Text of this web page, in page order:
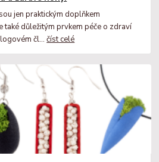
jen praktickým doplňkem
také důležitým prvkem péče o zdraví
čl...číst celé